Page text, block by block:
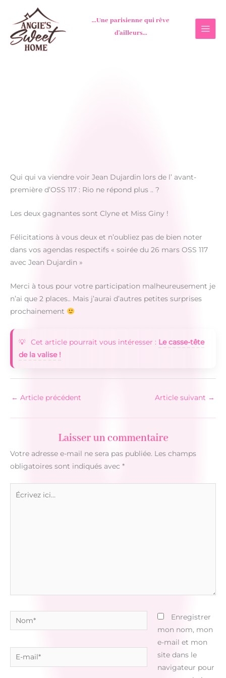
contenu
...Une parisienne qui rêve
d'ailleurs...
Qui qui va viendre voir Jean Dujardin lors de l’ avant-
première d’OSS 117 : Rio ne répond plus .. ?
Les deux gagnantes sont Clyne et Miss Giny !
Félicitations à vous deux et n’oubliez pas de bien noter
dans vos agendas respectifs « soirée du 26 mars OSS 117
avec Jean Dujardin »
Merci à tous pour votre participation malheureusement je
n’ai que 2 places.. Mais j’aurai d’autres petites surprises
prochainement
Cet article pourrait vous intéresser : Le casse-tête
de la valise !
← Article précédent Article suivant →
Laisser un commentaire
Votre adresse e-mail ne sera pas publiée. Les champs
obligatoires sont indiqués avec *
Nom*
E-
mail*
Enregistrer
mon nom, mon
e-mail et mon
site dans le
navigateur pour